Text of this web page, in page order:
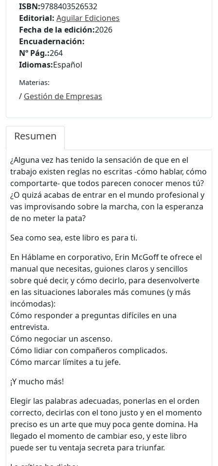
ISBN:9788403526532
Editorial: Aguilar Ediciones
Fecha de la edición:2026
Encuadernación:
Nº Pág.:264
Idiomas:Español
Materias:
/ Gestión de Empresas
Resumen
¿Alguna vez has tenido la sensación de que en el
trabajo existen reglas no escritas -cómo hablar, cómo
comportarte- que todos parecen conocer menos tú?
¿O quizá acabas de entrar en el mundo profesional y
vas improvisando sobre la marcha, con la esperanza
de no meter la pata?
Sea como sea, este libro es para ti.
En Háblame en corporativo, Erin McGoff te ofrece el
manual que necesitas, guiones claros y sencillos
sobre qué decir, y cómo decirlo, para desenvolverte
en las situaciones laborales más comunes (y más
incómodas):
Cómo responder a preguntas difíciles en una
entrevista.
Cómo negociar un ascenso.
Cómo lidiar con compañeros complicados.
Cómo marcar límites a tu jefe.
¡Y mucho más!
Elegir las palabras adecuadas, ponerlas en el orden
correcto, decirlas con el tono justo y en el momento
preciso es un arte que muy poca gente domina. Ha
llegado el momento de cambiar eso, y este libro
puede ser tu ventaja secreta para triunfar.